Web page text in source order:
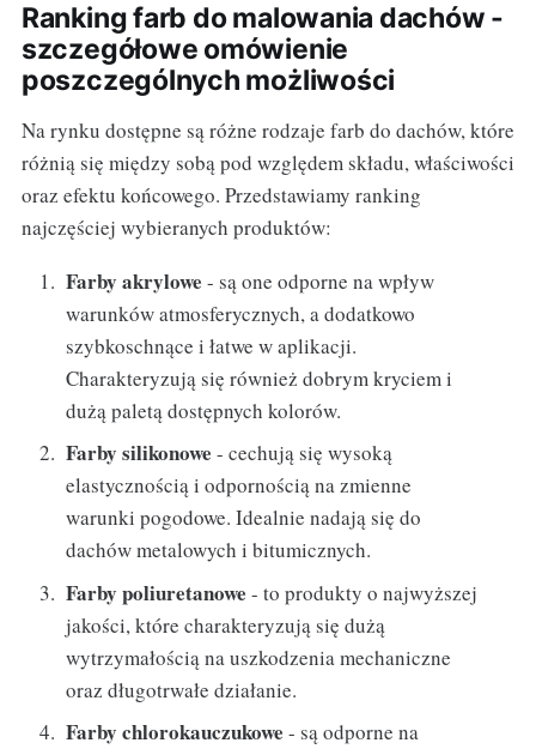
Ranking farb do malowania dachów -
szczegółowe omówienie
poszczególnych możliwości
Na rynku dostępne są różne rodzaje farb do dachów, które
różnią się między sobą pod względem składu, właściwości
oraz efektu końcowego. Przedstawiamy ranking
najczęściej wybieranych produktów:
Farby akrylowe - są one odporne na wpływ
warunków atmosferycznych, a dodatkowo
szybkoschnące i łatwe w aplikacji.
Charakteryzują się również dobrym kryciem i
dużą paletą dostępnych kolorów.
Farby silikonowe - cechują się wysoką
elastycznością i odpornością na zmienne
warunki pogodowe. Idealnie nadają się do
dachów metalowych i bitumicznych.
Farby poliuretanowe - to produkty o najwyższej
jakości, które charakteryzują się dużą
wytrzymałością na uszkodzenia mechaniczne
oraz długotrwałe działanie.
Farby chlorokauczukowe - są odporne na